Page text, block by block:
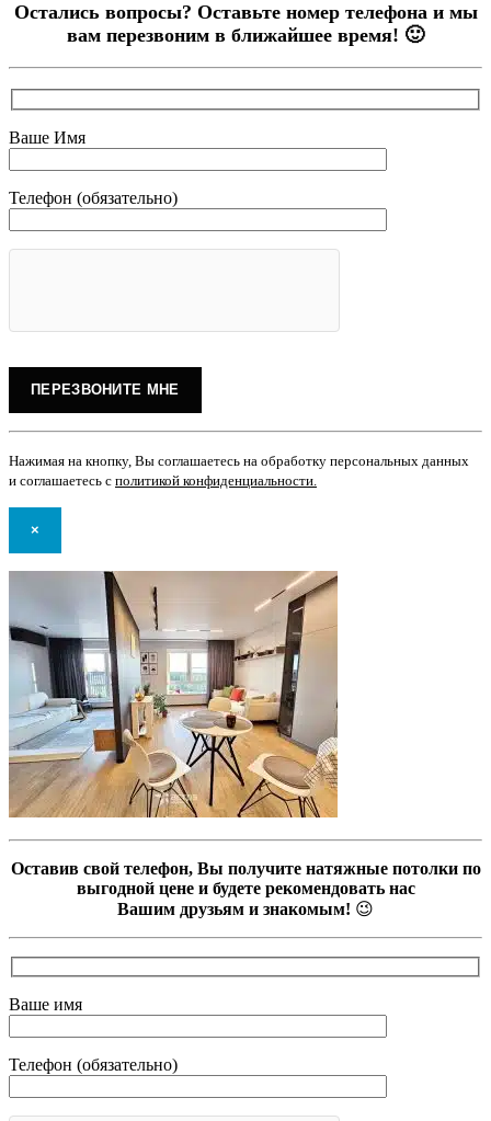
Остались вопросы? Оставьте номер телефона и мы
вам перезвоним в ближайшее время! 🙂
Ваше Имя
Телефон (обязательно)
Нажимая на кнопку, Вы соглашаетесь на обработку персональных данных
и соглашаетесь с политикой конфиденциальности
×
Оставив свой телефон, Вы получите натяжные потолки по
выгодной цене и будете рекомендовать нас
Вашим друзьям и знакомым! 😉
Ваше имя
Телефон (обязательно)